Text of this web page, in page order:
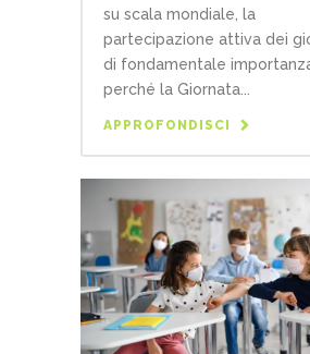
su scala mondiale, la
partecipazione attiva dei
di fondamentale
perché la Giornata...
APPROFONDISCI